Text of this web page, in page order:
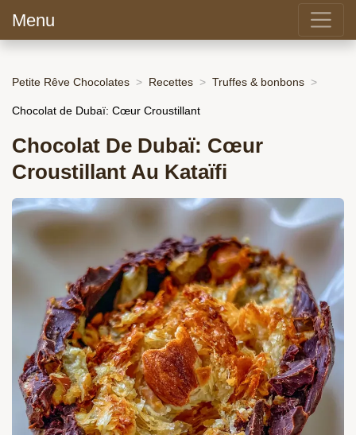
Menu
Petite Rêve Chocolates Recettes Truffes & bonbons
Chocolat de Dubaï: Cœur Croustillant
Chocolat De Dubaï: Cœur
Croustillant Au Kataïfi